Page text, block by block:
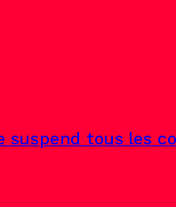
suspend tous les